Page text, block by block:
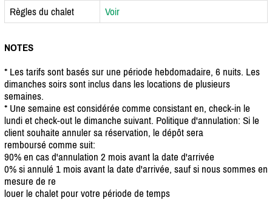
Règles du chalet
Voir
NOTES
* Les tarifs sont basés sur une période hebdomadaire, 6 nuits. Les
dimanches soirs sont inclus dans les locations de plusieurs
semaines.
* Une semaine est considérée comme consistant en, check-in le
lundi et check-out le dimanche suivant. Politique d'annulation: Si le
client souhaite annuler sa réservation, le dépôt sera
remboursé comme suit:
90% en cas d'annulation 2 mois avant la date d'arrivée
0% si annulé 1 mois avant la date d'arrivée, sauf si nous sommes en
mesure de re
louer le chalet pour votre période de temps